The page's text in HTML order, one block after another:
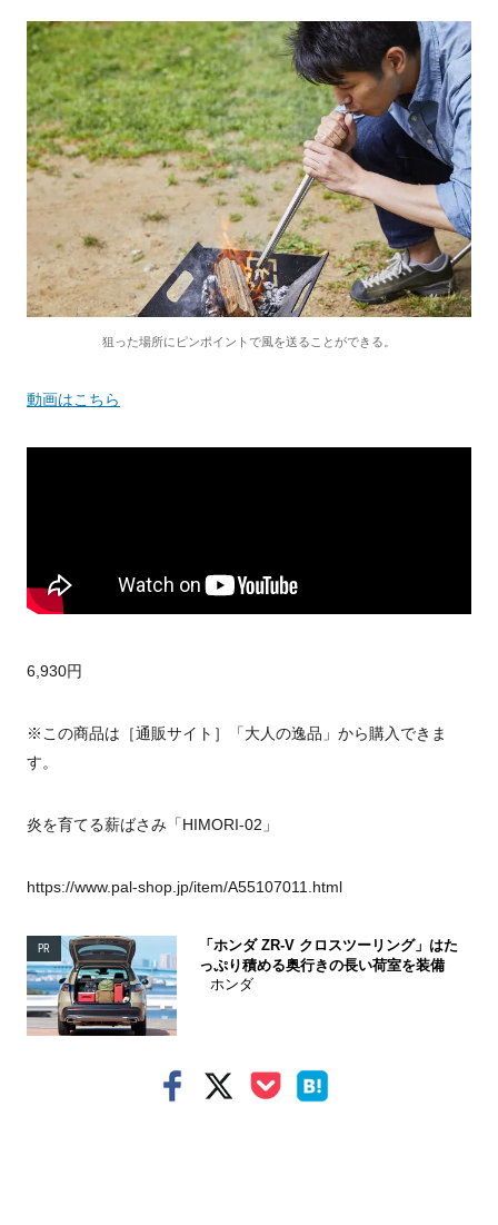
狙った場所にピンポイントで風を送ることができる。
動画はこちら
6,930円
※この商品は［通販サイト］「大人の逸品」から購入できま
す。
炎を育てる薪ばさみ「HIMORI-02」
https://www.pal-shop.jp/item/A55107011.html
PR
「ホンダ ZR-V クロスツーリング」はた
っぷり積める奥行きの長い荷室を装備
ホンダ